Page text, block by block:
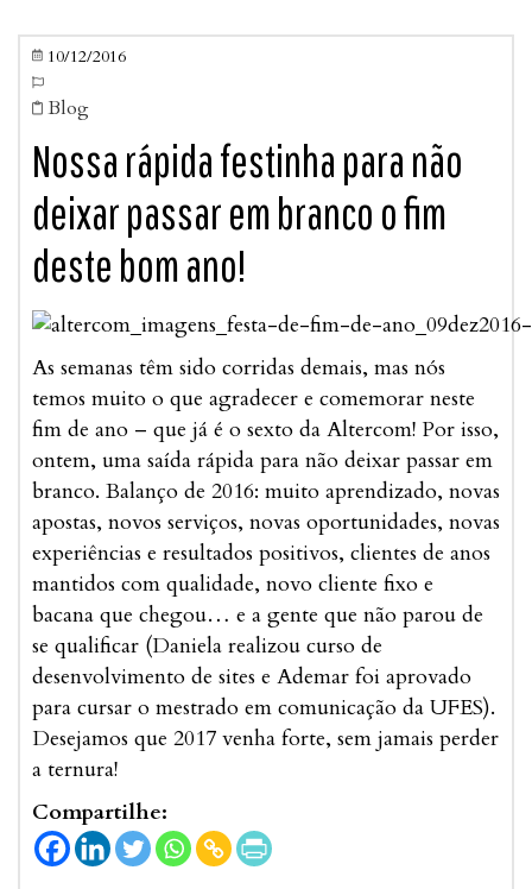
 10/12/2016

 Blog
Nossa rápida festinha para não
deixar passar em branco o fim
deste bom ano!
As semanas têm sido corridas demais, mas nós
temos muito o que agradecer e comemorar neste
fim de ano – que já é o sexto da Altercom! Por isso,
ontem, uma saída rápida para não deixar passar em
branco. Balanço de 2016: muito aprendizado, novas
apostas, novos serviços, novas oportunidades, novas
experiências e resultados positivos, clientes de anos
mantidos com qualidade, novo cliente fixo e
bacana que chegou… e a gente que não parou de
se qualificar (Daniela realizou curso de
desenvolvimento de sites e Ademar foi aprovado
para cursar o mestrado em comunicação da UFES).
Desejamos que 2017 venha forte, sem jamais perder
a ternura!
Compartilhe: